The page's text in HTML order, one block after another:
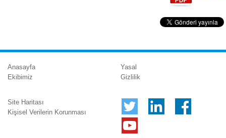
Anasayfa
Ekibimiz
Yasal
Gizlilik
Site Haritası
Kişisel Verilerin Korunması